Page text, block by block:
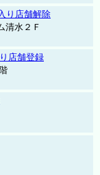
り店舗解除
清水２Ｆ
店舗登録